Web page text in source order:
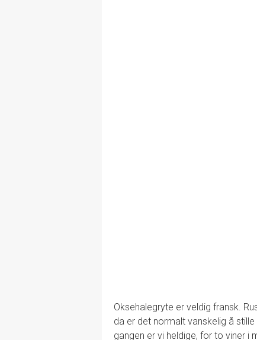
Oksehalegryte er veldig fransk.
da er det normalt vanskelig å
gangen er vi heldige, for to viner i